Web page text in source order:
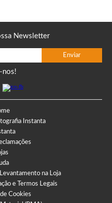
Newsletter
nos!
Instanta
na Loja
e Termos Legais
Cookies